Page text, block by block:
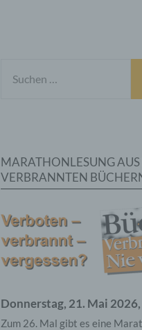
NACH:
MARATHONLESUNG
VERBRANNTEN
Donnerstag, 21. Mai
Zum 26. Mal gibt es eine